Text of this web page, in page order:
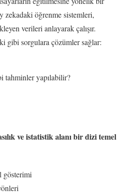
zekadaki öğrenme sistemleri,
verileri anlayarak çalışır.
gibi sorgulara çözümler sağlar:
tahminler yapılabilir?
ve istatistik alanı bir dizi temel
gösterimi